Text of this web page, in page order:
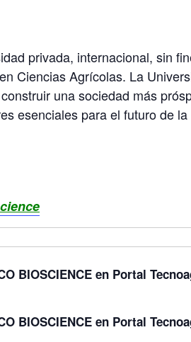
privada, internacional, sin
Ciencias Agrícolas. La
una sociedad más
esenciales para el futuro de
BIOSCIENCE en Portal
BIOSCIENCE en Portal